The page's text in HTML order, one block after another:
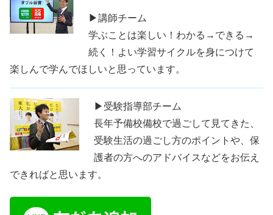
▶講師チーム
学ぶことは楽しい！わかる→できる→
続く！よい学習サイクルを身につけて
楽しんで学んでほしいと思っています。
▶受験指導部チーム
長年予備校備校で過ごして見てきた、
受験生活の過ごし方のポイントや、保
護者の方へのアドバイスなどをお伝え
できればと思います。